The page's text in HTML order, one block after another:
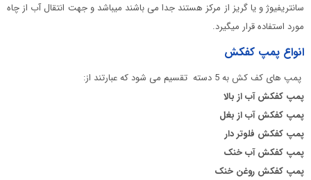
سانتریفیوژ و یا گریز از مرکز هستند جدا می باشند میباشد و جهت انتقال آب از چاه
مورد استفاده قرار میگیرد.
انواع پمپ کفکش
پمپ های کف کش به 5 دسته تقسیم می شود که عبارتند از:
پمپ کفکش آب از بالا
پمپ کفکش آب از بغل
پمپ کفکش فلوتر دار
پمپ کفکش آب خنک
پمپ کفکش روغن خنک